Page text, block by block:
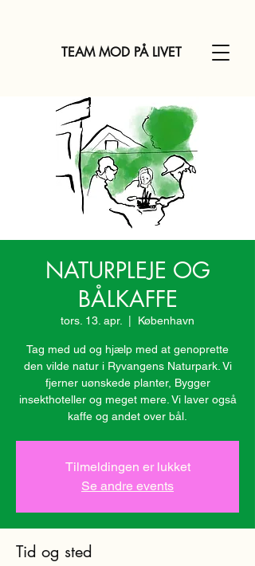
TEAM MOD PÅ LIVET
NATURPLEJE OG
BÅLKAFFE
tors. 13. apr. København
Tag med ud og hjælp med at genoprette
den vilde natur i Ryvangens Naturpark. Vi
fjerner uønskede planter, Bygger
insekthoteller og meget mere. Vi laver også
kaffe og andet over bål.
Tilmeldingen er lukket
Se andre events
Tid og sted